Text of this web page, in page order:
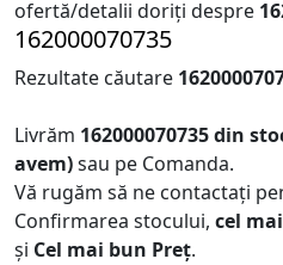
ofertă/detalii doriți despre
162000070735
Rezultate căutare
Livrăm 162000070735din
avem)sau pe Comanda.
Vă rugăm să ne contactați
Confirmarea stocului, cel
și Cel mai bun Preț.